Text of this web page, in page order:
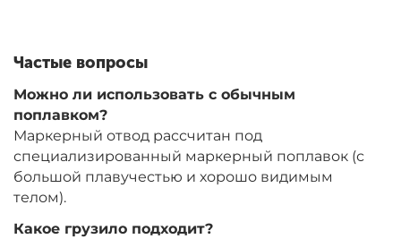
Частые вопросы
Можно ли использовать с обычным
поплавком?
Маркерный отвод рассчитан под
специализированный маркерный поплавок (с
большой плавучестью и хорошо видимым
телом).
Какое грузило подходит?